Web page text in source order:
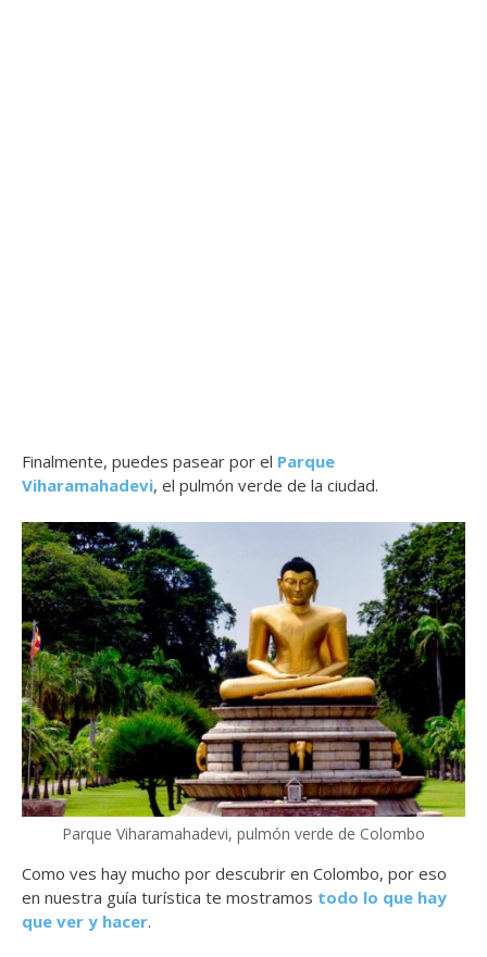
Finalmente, puedes pasear por el Parque
Viharamahadevi, el pulmón verde de la ciudad.
Parque Viharamahadevi, pulmón verde de Colombo
Como ves hay mucho por descubrir en Colombo, por eso
en nuestra guía turística te mostramos todo lo que hay
que ver y hacer.